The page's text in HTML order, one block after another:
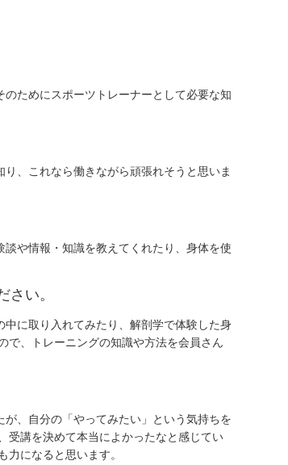
福岡校
ためにスポーツトレーナーとして必要な知
、これなら働きながら頑張れそうと思いま
や情報・知識を教えてくれたり、身体を使
い。
に取り入れてみたり、解剖学で体験した身
で、トレーニングの知識や方法を会員さん
、自分の「やってみたい」という気持ちを
受講を決めて本当によかったなと感じてい
になると思います。